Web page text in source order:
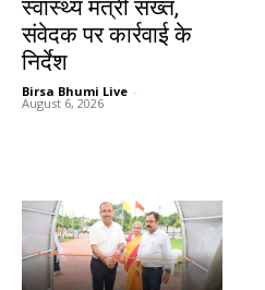
स्वास्थ्य मंत्री सख्त,
संवेदक पर कार्रवाई के
निर्देश
Birsa Bhumi Live -
August 6, 2026